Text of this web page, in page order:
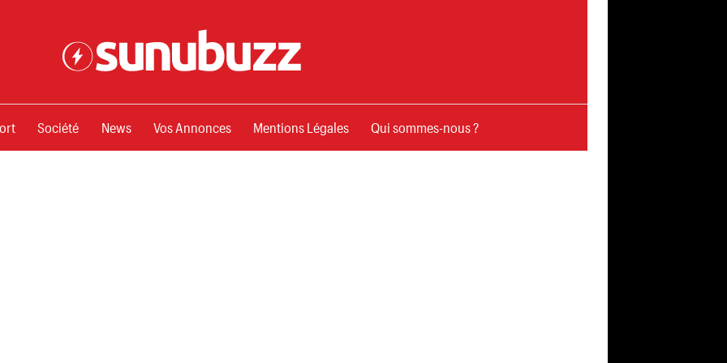
Société News Vos Annonces Mentions Légales Qui sommes-nous ?